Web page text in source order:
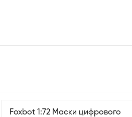
Foxbot 1:72 Маски цифрового